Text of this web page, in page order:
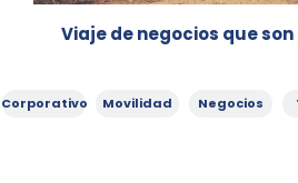
Viaje de negocios que
Categories
Corporativo Movilidad Negocios